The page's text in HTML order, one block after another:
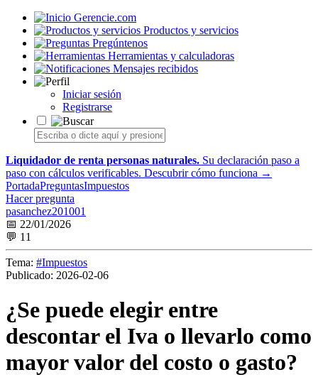
Gerencie.com
Productos y servicios
Pregúntenos
Herramientas y calculadoras
Mensajes recibidos
Iniciar sesión
Registrarse
Liquidador de renta personas naturales. Su declaración paso a
paso con cálculos verificables. Descubrir cómo funciona →
PortadaPreguntasImpuestos
Hacer pregunta
pasanchez201001
📅 22/01/2026
💬 11
Tema: #Impuestos
Publicado: 2026-02-06
¿Se puede elegir entre
descontar el Iva o llevarlo como
mayor valor del costo o gasto?